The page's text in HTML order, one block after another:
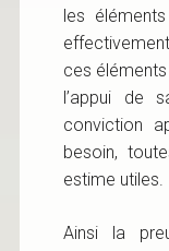
les
ces
l’appui de
conviction
besoin,
estime utiles.
Ainsi la